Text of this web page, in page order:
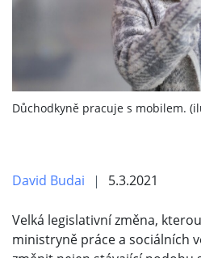
Důchodkyně pracuje s mobilem.
David Budai 5.3.2021
Velká legislativní změna,
ministryně práce a sociálních